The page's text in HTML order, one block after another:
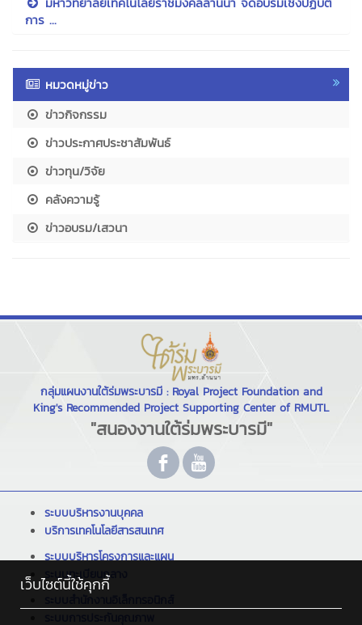
การ ...
หมวดหมู่ข่าว
ข่าวกิจกรรม
ข่าวประกาศประชาสัมพันธ์
ข่าวทุน/วิจัย
คลังความรู้
ข่าวอบรม/เสวนา
กลุ่มแผนงานใต้ร่มพระบารมี : Royal Project Foundation and
King's Recommended Project Supporting Center of RMUTL
"สนองงานใต้ร่มพระบารมี"
ระบบบริหารงานบุคคล
บริการเทคโนโลยีสารสนเทศ
ระบบบริหารโครงการและแผน
ระบบทะเบียนกลาง
เว็บไซต์นี้ใช้คุกกี้